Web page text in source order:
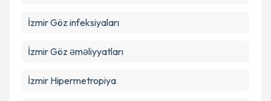
İzmir Göz infeksiyaları
İzmir Göz əməliyyatları
İzmir Hipermetropiya